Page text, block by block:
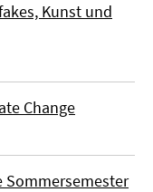
Kunst und
Change
Sommersemester